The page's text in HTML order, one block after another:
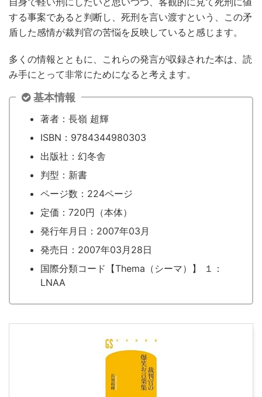
する事案であると判断し、死刑を言い渡すという、この矛
盾した感情が裁判官の苦悩を反映していると感じます。
多くの情報とともに、これらの発言が収録された本は、読
み手にとって非常にためになると考えます。
基本情報
著者：長嶺 超輝
ISBN：9784344980303
出版社：幻冬舎
判型：新書
ページ数：224ページ
定価：720円（本体）
発行年月日：2007年03月
発売日：2007年03月28日
国際分類コード【Thema（シーマ）】 １：
LNAA